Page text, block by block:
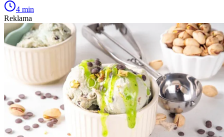
4 min
Reklama